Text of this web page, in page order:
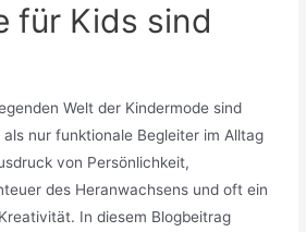
für Kids sind
Welt der Kindermode sind
nur funktionale Begleiter im Alltag
von Persönlichkeit,
des Heranwachsens und oft ein
In diesem Blogbeitrag